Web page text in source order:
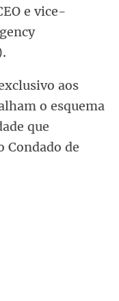
e vice-
aos
o esquema
que
Condado de